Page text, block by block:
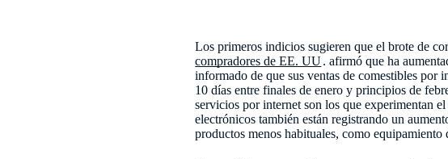
Los primeros indicios sugieren que el brote de
compradores de EE. UU. afirmó que ha
informado de que sus ventas de comestibles
10 días entre finales de enero y principios de
servicios por internet son los que experimentan
electrónicos también están registrando un
productos menos habituales, como